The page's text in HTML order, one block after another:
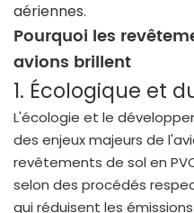
aériennes.
Pourquoi les
avions brillent
1. Écologique et
L'écologie et le
des enjeux majeurs de
revêtements de sol en
selon des procédés
qui réduisent les